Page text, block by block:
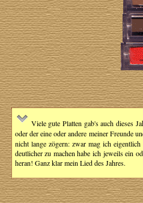
Viele gute Platten gab's auch dieses
oder der eine oder andere meiner Freunde
nicht lange zögern: zwar mag ich
deutlicher zu machen habe ich jeweils ein
heran! Ganz klar mein Lied des Jahres.